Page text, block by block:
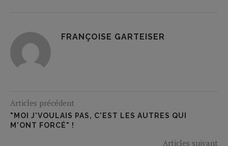
FRANÇOISE GARTEISER
Articles précédent
"MOI J'VOULAIS PAS, C'EST LES AUTRES QUI
M'ONT FORCÉ" !
Articles suivant